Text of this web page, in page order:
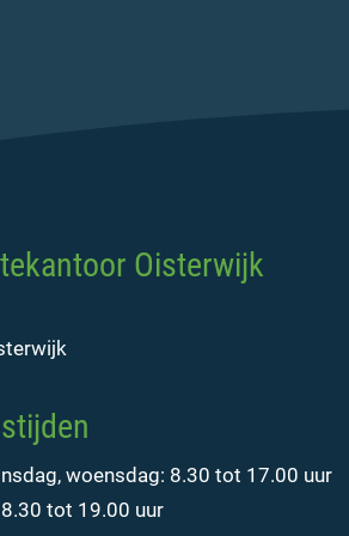
Oisterwijk
woensdag: 8.30 tot 17.00 uur
tot 19.00 uur